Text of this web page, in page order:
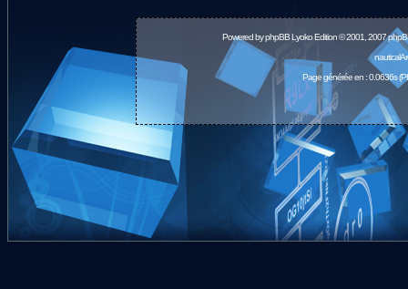
Powered byphpBBLyoko Edition © 2001, 2007
Page générée en : 0.0636s